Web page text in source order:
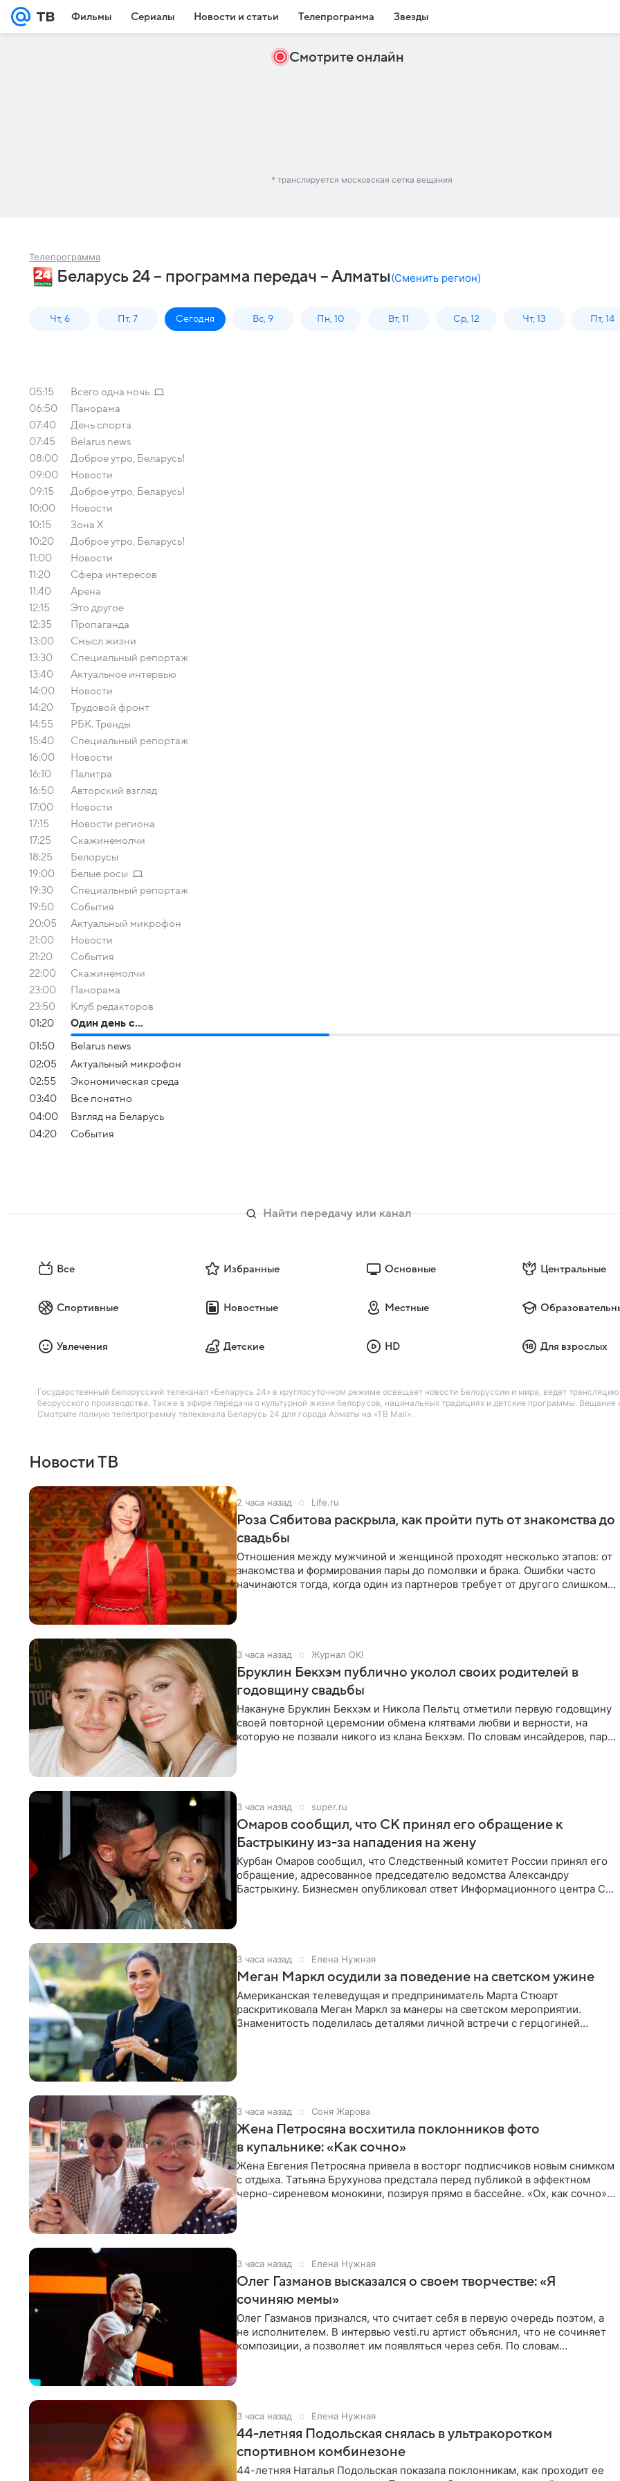
Фильмы Сериалы Новости и статьи Телепрограмма Звезды
Смотрите онлайн
* транслируется московская сетка вещания
Телепрограмма
Беларусь 24 – программа передач – Алматы(Сменить регион)
Чт, 6 Пт, 7 Сегодня Вс, 9 Пн, 10 Вт, 11 Ср, 12 Чт, 13 Пт, 14
05:15
Всего одна ночь
06:50
Панорама
07:40
День спорта
07:45
Belarus news
08:00
Доброе утро, Беларусь!
09:00
Новости
09:15
Доброе утро, Беларусь!
10:00
Новости
10:15
Зона Х
10:20
Доброе утро, Беларусь!
11:00
Новости
11:20
Сфера интересов
11:40
Арена
12:15
Это другое
12:35
Пропаганда
13:00
Смысл жизни
13:30
Специальный репортаж
13:40
Актуальное интервью
14:00
Новости
14:20
Трудовой фронт
14:55
РБК. Тренды
15:40
Специальный репортаж
16:00
Новости
16:10
Палитра
16:50
Авторский взгляд
17:00
Новости
17:15
Новости региона
17:25
Скажинемолчи
18:25
Белорусы
19:00
Белые росы
19:30
Специальный репортаж
19:50
События
20:05
Актуальный микрофон
21:00
Новости
21:20
События
22:00
Скажинемолчи
23:00
Панорама
23:50
Клуб редакторов
01:20
Один день с...
01:50
Belarus news
02:05
Актуальный микрофон
02:55
Экономическая среда
03:40
Все понятно
04:00
Взгляд на Беларусь
04:20
События
Все Избранные Основные Центральные
Спортивные Новостные Местные
Увлечения Детские HD Для взрослых
Государственный белорусский телеканал «Беларусь 24» в круглосуточном режиме освещает новости Белоруссии и мира, ведет
беорусского производства. Также в эфире передачи о культурной жизни белорусов, нацинальных традициях и детские программы.
Смотрите полную телепрограмму телеканала Беларусь 24 для города Алматы на «ТВ Mail».
Новости ТВ
2 часа назад Life.ru
Роза Сябитова раскрыла, как пройти путь от знакомства до
свадьбы
Отношения между мужчиной и женщиной проходят несколько этапов: от
знакомства и формирования пары до помолвки и брака. Ошибки часто
начинаются тогда, когда один из партнеров требует от другого слишком
3 часа назад Журнал OK!
Бруклин Бекхэм публично уколол своих родителей в
годовщину свадьбы
Накануне Бруклин Бекхэм и Никола Пельтц отметили первую годовщину
своей повторной церемонии обмена клятвами любви и верности, на
которую не позвали никого из клана Бекхэм. По словам инсайдеров, пара
3 часа назад super.ru
Омаров сообщил, что СК принял его обращение к
Бастрыкину из-за нападения на жену
Курбан Омаров сообщил, что Следственный комитет России принял его
обращение, адресованное председателю ведомства Александру
Бастрыкину. Бизнесмен опубликовал ответ Информационного центра СК
3 часа назад Елена Нужная
Меган Маркл осудили за поведение на светском ужине
Американская телеведущая и предприниматель Марта Стюарт
раскритиковала Меган Маркл за манеры на светском мероприятии.
Знаменитость поделилась деталями личной встречи с герцогиней
3 часа назад Соня Жарова
Жена Петросяна восхитила поклонников фото
в купальнике: «Как сочно»
Жена Евгения Петросяна привела в восторг подписчиков новым снимком
с отдыха. Татьяна Брухунова предстала перед публикой в эффектном
черно-сиреневом монокини, позируя прямо в бассейне. «Ох, как сочно»,
3 часа назад Елена Нужная
Олег Газманов высказался о своем творчестве: «Я
сочиняю мемы»
Олег Газманов признался, что считает себя в первую очередь поэтом, а
не исполнителем. В интервью vesti.ru артист объяснил, что не сочиняет
композиции, а позволяет им появляться через себя. По словам
3 часа назад Елена Нужная
44-летняя Подольская снялась в ультракоротком
спортивном комбинезоне
44-летняя Наталья Подольская показала поклонникам, как проходит ее